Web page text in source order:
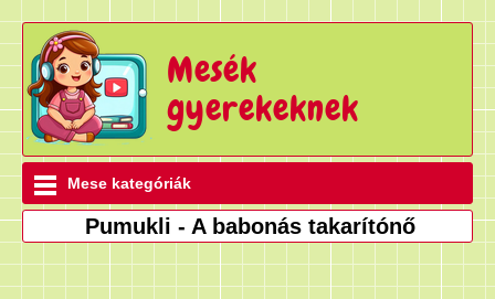
Mesék
gyerekeknek
Mese kategóriák
Pumukli - A babonás takarítónő